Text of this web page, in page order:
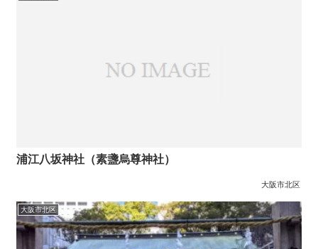
浦江八坂神社（素盞烏尊神社）
大阪市北区
大阪市北区